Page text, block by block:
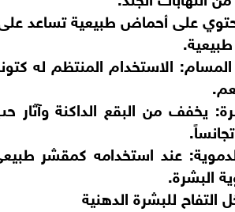
على أحماض طبيعية تساعد على
الاستخدام المنتظم له
يخفف من البقع الداكنة وآثار
عند استخدامه كمقشر
البشرة.
للبشرة الدهنية